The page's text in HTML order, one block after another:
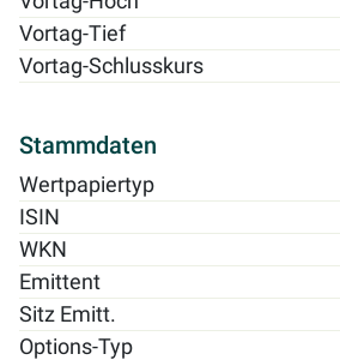
Vortag-Tief
Vortag-Schlusskurs
Stammdaten
Wertpapiertyp
ISIN
WKN
Emittent
Sitz Emitt.
Options-Typ